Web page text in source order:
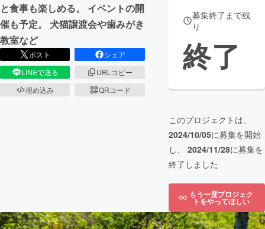
と食事も楽しめる。 イベントの開
催も予定。 犬猫譲渡会や歯みがき
教室など
ポスト
シェア
LINEで送る
URLコピー
埋め込み
QRコード
募集終了まで残
り
終了
このプロジェクトは、
2024/10/05に募集を開始
し、 2024/11/28に募集を
終了しました
もう一度プロジェク
トをやってほしい